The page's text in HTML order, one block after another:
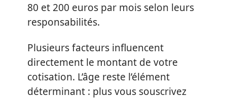
80 et 200 euros par mois selon leurs
responsabilités.
Plusieurs facteurs influencent
directement le montant de votre
cotisation. L’âge reste l’élément
déterminant : plus vous souscrivez